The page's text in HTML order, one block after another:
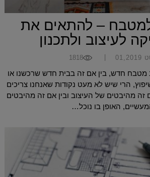
– להתאים את
לעיצוב ולתכנון
1818
מטבח חדש, בין אם זה בבית חדש שרכשנו או
הרי שיש לא מעט נקודות שאנחנו צריכים
זה מהיבטים של העיצוב ובין אם זה מהיבטים
האופן בו נוכל…